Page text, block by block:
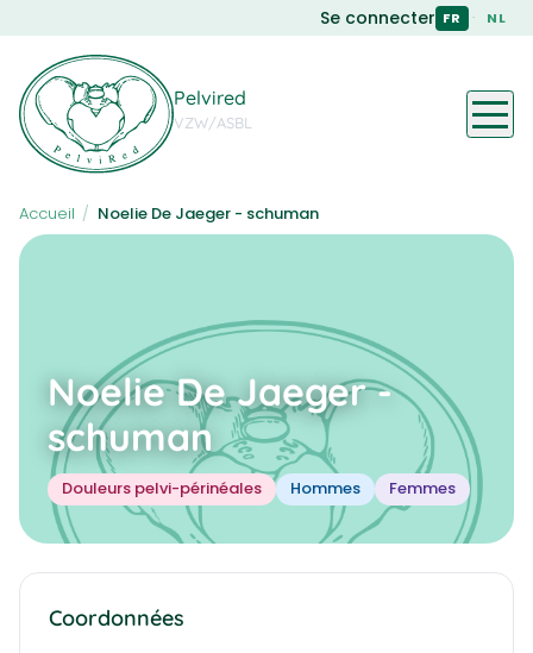
to
main
content
Se connecter FR · NL
Pelvired
VZW/ASBL
Accueil / Noelie De Jaeger - schuman
Noelie De Jaeger -
schuman
Douleurs pelvi-périnéales Hommes Femmes
Coordonnées